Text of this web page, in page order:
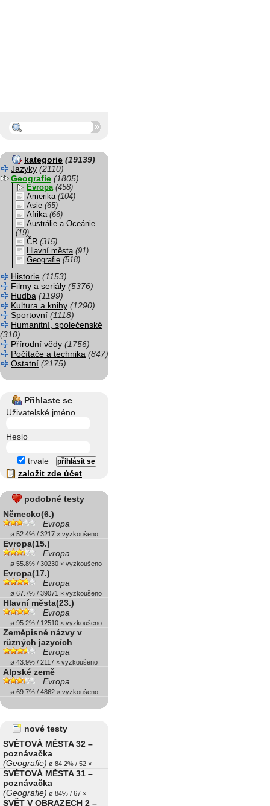
kategorie (19139)
Jazyky (2110)
Geografie (1805)
Evropa (458)
Amerika (104)
Asie (65)
Afrika (66)
Austrálie a Oceánie
(19)
ČR (315)
Hlavní města (91)
Geografie (518)
Historie (1153)
Filmy a seriály (5376)
Hudba (1199)
Kultura a knihy (1290)
Sportovní (1118)
Humanitní, společenské
(310)
Přírodní vědy (1756)
Počítače a technika (847)
Ostatní (2175)
Přihlaste se
Uživatelské jméno
Heslo
trvale
založit zde účet
podobné testy
Německo(6.)
Evropa
ø 52.4% / 3217 × vyzkoušeno
Evropa(15.)
Evropa
ø 55.8% / 30230 × vyzkoušeno
Evropa(17.)
Evropa
ø 67.7% / 39071 × vyzkoušeno
Hlavní města(23.)
Evropa
ø 95.2% / 12510 × vyzkoušeno
Zeměpisné názvy v
různých jazycích
Evropa
ø 43.9% / 2117 × vyzkoušeno
Alpské země
Evropa
ø 69.7% / 4862 × vyzkoušeno
nové testy
SVĚTOVÁ MĚSTA 32 –
poznávačka
(Geografie) ø 84.2% / 52 ×
SVĚTOVÁ MĚSTA 31 –
poznávačka
(Geografie) ø 84% / 67 ×
SVĚT V OBRAZECH 2 –